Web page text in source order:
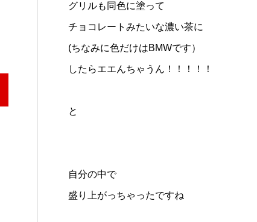
グリルも同色に塗って
チョコレートみたいな濃い茶に
(ちなみに色だけはBMWです）
したらエエんちゃうん！！！！！
と
自分の中で
盛り上がっちゃったですね